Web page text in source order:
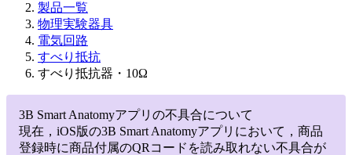
製品一覧
物理実験器具
電気回路
すべり抵抗
すべり抵抗器・10Ω
3B Smart Anatomyアプリの不具合について
現在，iOS版の3B Smart Anatomyアプリにおいて，商品
登録時に商品付属のQRコードを読み取れない不具合が